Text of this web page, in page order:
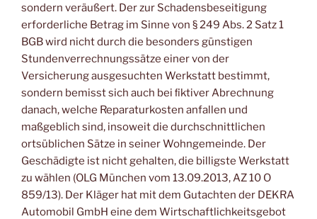
sondern veräußert. Der zur Schadensbeseitigung
erforderliche Betrag im Sinne von § 249 Abs. 2 Satz 1
BGB wird nicht durch die besonders günstigen
Stundenverrechnungssätze einer von der
Versicherung ausgesuchten Werkstatt bestimmt,
sondern bemisst sich auch bei ﬁktiver Abrechnung
danach, welche Reparaturkosten anfallen und
maßgeblich sind, insoweit die durchschnittlichen
ortsüblichen Sätze in seiner Wohngemeinde. Der
Geschädigte ist nicht gehalten, die billigste Werkstatt
zu wählen (OLG München vom 13.09.2013, AZ 10 O
859/13). Der Kläger hat mit dem Gutachten der DEKRA
Automobil GmbH eine dem Wirtschaftlichkeitsgebot